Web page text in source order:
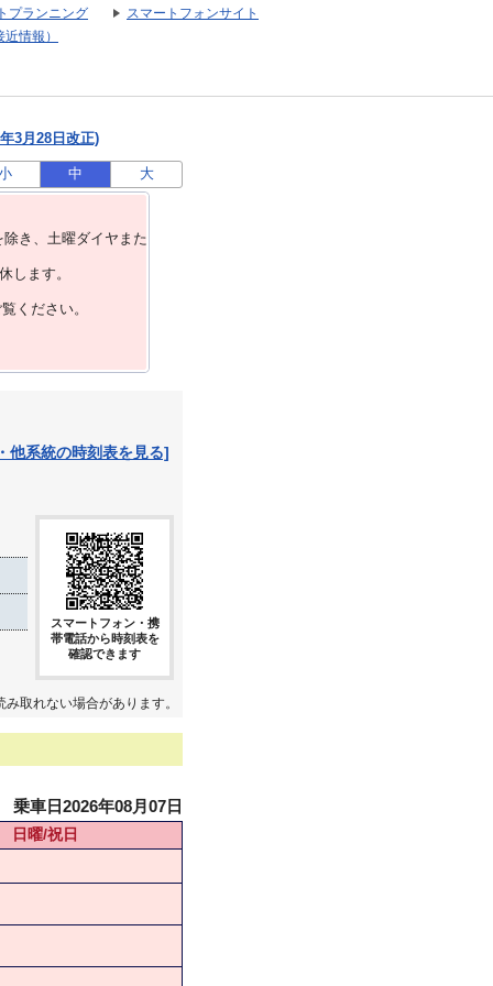
プランニング
スマートフォンサイト
情報）
3月28日改正)
中 大
き、⼟曜ダイヤまた
します。
ください。
他系統の時刻表を見る]
スマートフォン・携
帯電話から時刻表を
確認できます
取れない場合があります。
乗車日2026年08月07日
日曜/祝日